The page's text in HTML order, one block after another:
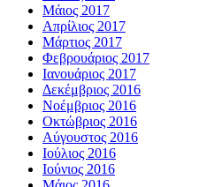
Μάιος 2017
Απρίλιος 2017
Μάρτιος 2017
Φεβρουάριος 2017
Ιανουάριος 2017
Δεκέμβριος 2016
Νοέμβριος 2016
Οκτώβριος 2016
Αύγουστος 2016
Ιούλιος 2016
Ιούνιος 2016